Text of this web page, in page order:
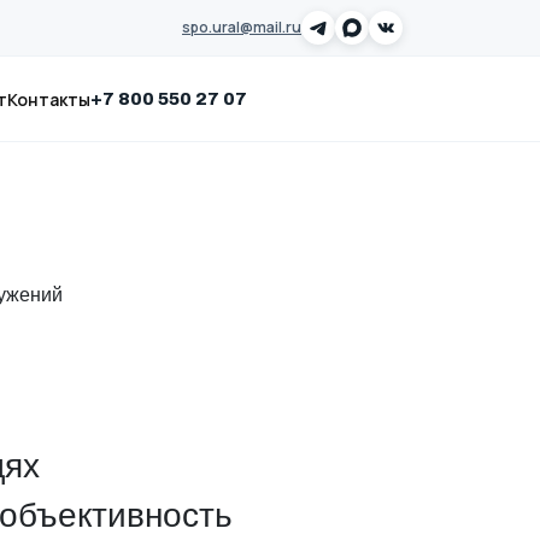
spo.ural@mail.ru
Контакты+7 800 550 27 07